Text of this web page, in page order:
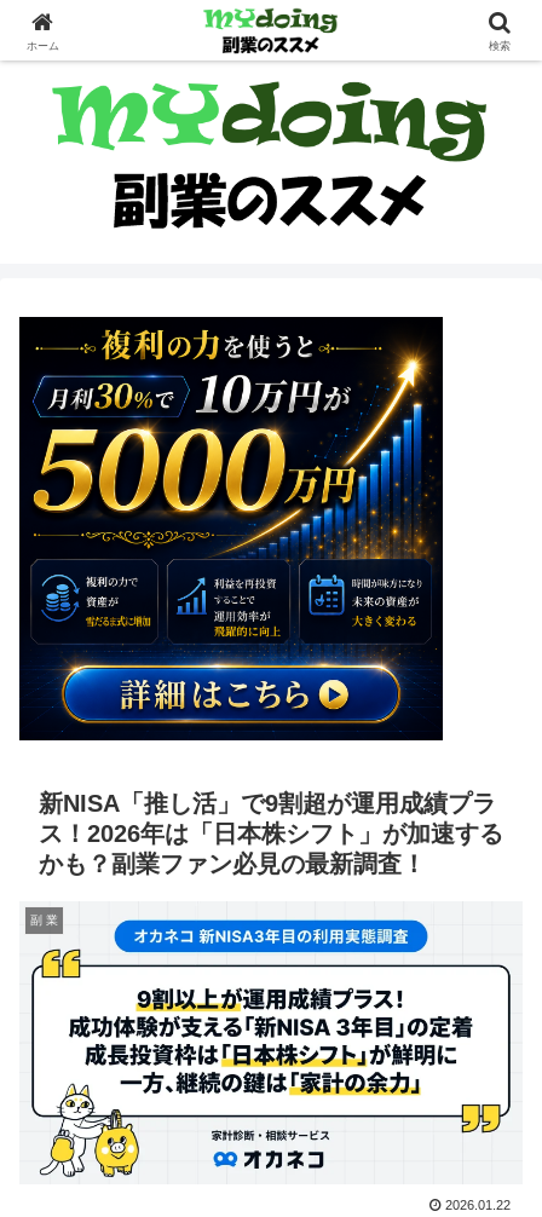
副業界隈
新NISA「推し活」で9割超が運用成績プラ
ス！2026年は「日本株シフト」が加速する
かも？副業ファン必見の最新調査！
副 業
2026.01.22
ホーム 検索